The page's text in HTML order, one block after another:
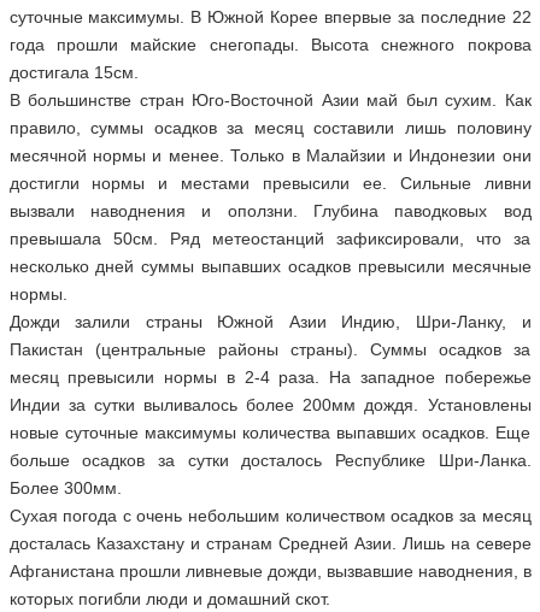
суточные максимумы. В Южной Корее впервые за последние 22
года прошли майские снегопады. Высота снежного покрова
достигала 15см.
В большинстве стран Юго-Восточной Азии май был сухим. Как
правило, суммы осадков за месяц составили лишь половину
месячной нормы и менее. Только в Малайзии и Индонезии они
достигли нормы и местами превысили ее. Сильные ливни
вызвали наводнения и оползни. Глубина паводковых вод
превышала 50см. Ряд метеостанций зафиксировали, что за
несколько дней суммы выпавших осадков превысили месячные
нормы.
Дожди залили страны Южной Азии Индию, Шри-Ланку, и
Пакистан (центральные районы страны). Суммы осадков за
месяц превысили нормы в 2-4 раза. На западное побережье
Индии за сутки выливалось более 200мм дождя. Установлены
новые суточные максимумы количества выпавших осадков. Еще
больше осадков за сутки досталось Республике Шри-Ланка.
Более 300мм.
Сухая погода с очень небольшим количеством осадков за месяц
досталась Казахстану и странам Средней Азии. Лишь на севере
Афганистана прошли ливневые дожди, вызвавшие наводнения, в
которых погибли люди и домашний скот.